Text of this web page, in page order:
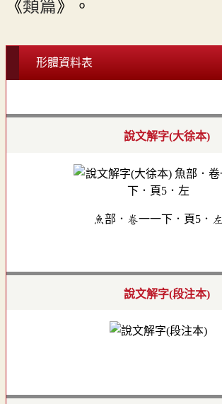
《類篇》。
形體資料表
說文解字(大徐本)
魚部．卷一一下．頁5．左
說文解字(段注本)